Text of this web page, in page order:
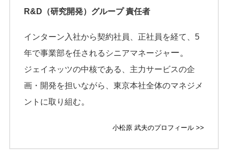
R&D（研究開発）グループ 責任者
インターン入社から契約社員、正社員を経て、5
年で事業部を任されるシニアマネージャー。
ジェイネッツの中核である、主力サービスの企
画・開発を担いながら、東京本社全体のマネジメ
ントに取り組む。
小松原 武夫のプロフィール >>